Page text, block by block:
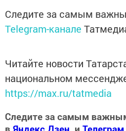
Следите за самым
Telegram-канале
Читайте новости
национальном
https://max.ru/tatmedia
Следите за самым